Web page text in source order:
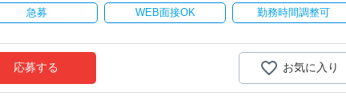
取得率90％以上
休日125日以上
の育休取得率100％
ワーク導入済み
デュアルモニタ完備
急募 WEB面接OK 勤務時間調整可
応募する お気に入り